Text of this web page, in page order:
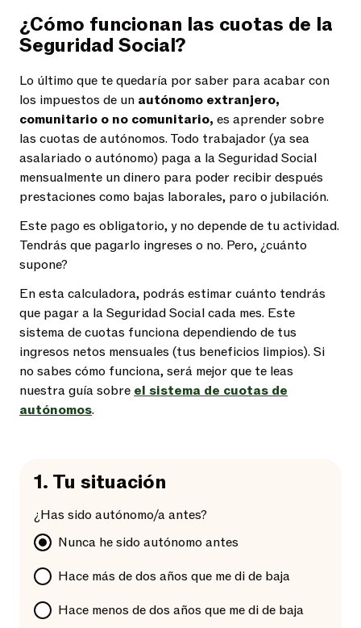
¿Cómo funcionan las cuotas de la
Seguridad Social?
Lo último que te quedaría por saber para acabar con
los impuestos de un autónomo extranjero,
comunitario o no comunitario, es aprender sobre
las cuotas de autónomos. Todo trabajador (ya sea
asalariado o autónomo) paga a la Seguridad Social
mensualmente un dinero para poder recibir después
prestaciones como bajas laborales, paro o jubilación.
Este pago es obligatorio, y no depende de tu actividad.
Tendrás que pagarlo ingreses o no. Pero, ¿cuánto
supone?
En esta calculadora, podrás estimar cuánto tendrás
que pagar a la Seguridad Social cada mes. Este
sistema de cuotas funciona dependiendo de tus
ingresos netos mensuales (tus beneficios limpios). Si
no sabes cómo funciona, será mejor que te leas
nuestra guía sobre el sistema de cuotas de
autónomos.
1. Tu situación
¿Has sido autónomo/a antes?
Nunca he sido autónomo antes
Hace más de dos años que me di de baja
Hace menos de dos años que me di de baja